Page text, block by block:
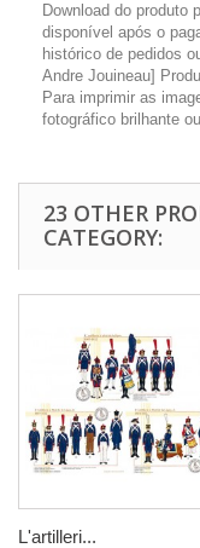
Download do produto
disponível após o
histórico de pedidos
Andre Jouineau]
Para imprimir as
fotográfico brilhante
23 OTHER
CATEGORY:
L'artilleri...